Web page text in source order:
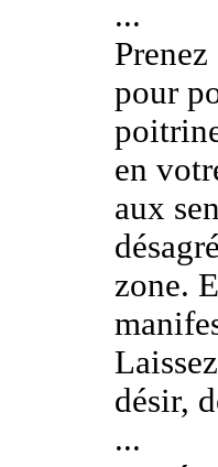
...
pour
en
aux
zone.
désir,
...